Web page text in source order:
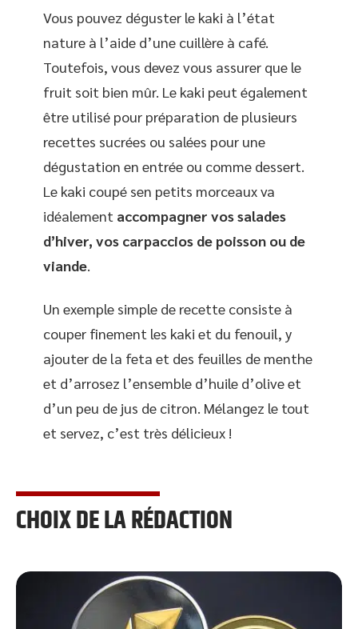
Vous pouvez déguster le kaki à l’état
nature à l’aide d’une cuillère à café.
Toutefois, vous devez vous assurer que le
fruit soit bien mûr. Le kaki peut également
être utilisé pour préparation de plusieurs
recettes sucrées ou salées pour une
dégustation en entrée ou comme dessert.
Le kaki coupé sen petits morceaux va
idéalement accompagner vos salades
d’hiver, vos carpaccios de poisson ou de
viande.
Un exemple simple de recette consiste à
couper finement les kaki et du fenouil, y
ajouter de la feta et des feuilles de menthe
et d’arrosez l’ensemble d’huile d’olive et
d’un peu de jus de citron. Mélangez le tout
et servez, c’est très délicieux !
CHOIX DE LA RÉDACTION